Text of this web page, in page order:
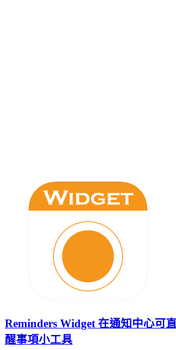
Reminders Widget 在通知中心可
醒事項小工具